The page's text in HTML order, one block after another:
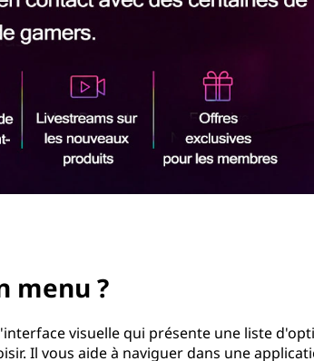
menu ?
visuelle qui présente une liste
Il vous aide à naviguer dans une